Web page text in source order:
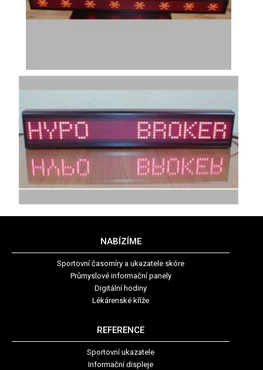
NABÍZÍME
Sportovní časomíry a ukazatele skóre
Průmyslové informační panely
Digitální hodiny
Lékárenské kříže
REFERENCE
Sportovní ukazatele
Informační displeje